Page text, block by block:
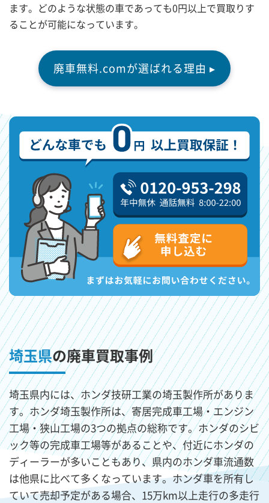
ます。どのような状態の車であっても0円以上で買取りす
ることが可能になっています。
廃車無料.comが選ばれる理由 ▸
埼玉県の廃車買取事例
埼玉県内には、ホンダ技研工業の埼玉製作所がありま
す。ホンダ埼玉製作所は、寄居完成車工場・エンジン
工場・狭山工場の3つの拠点の総称です。ホンダのシビ
ック等の完成車工場等があることや、付近にホンダの
ディーラーが多いこともあり、県内のホンダ車流通数
は他県に比べて多くなっています。ホンダ車を所有し
ていて売却予定がある場合、15万km以上走行の多走行